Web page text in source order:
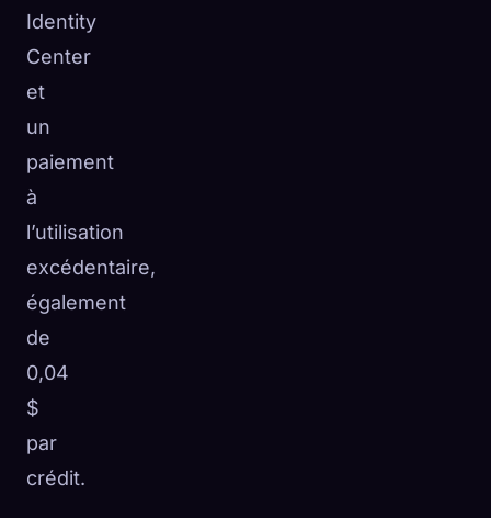
Identity
Center
et
un
paiement
à
l’utilisation
excédentaire,
également
de
0,04
$
par
crédit.